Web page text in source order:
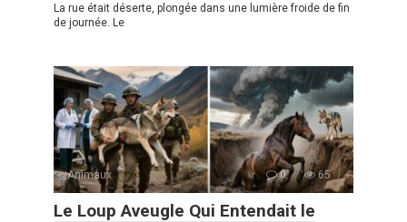
La rue était déserte, plongée dans une lumière froide de fin
de journée. Le
Animaux 0 65
Le Loup Aveugle Qui Entendait le